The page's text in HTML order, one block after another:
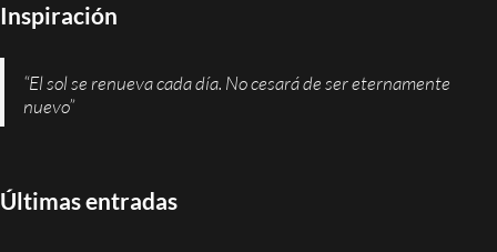
Inspiración
“El sol se renueva cada día. No cesará de ser eternamente
nuevo”
Últimas entradas